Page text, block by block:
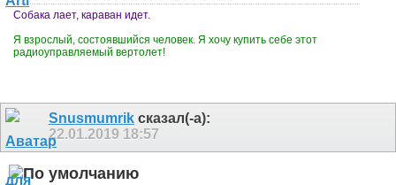
Собака лает, караван идет.
Я взрослый, состоявшийся человек. Я хочу купить себе этот
радиоуправляемый вертолет!
Snusmumrik сказал(-а):
22.01.2019 18:57